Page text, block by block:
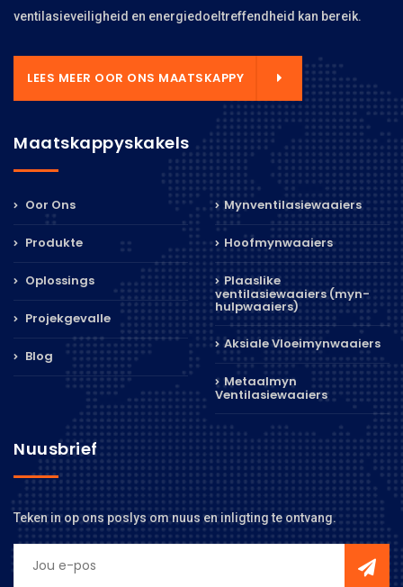
ventilasieveiligheid en energiedoeltreffendheid kan bereik.
LEES MEER OOR ONS MAATSKAPPY
Maatskappyskakels
Oor Ons
Produkte
Oplossings
Projekgevalle
Blog
Mynventilasiewaaiers
Hoofmynwaaiers
Plaaslike
ventilasiewaaiers (myn-
hulpwaaiers)
Aksiale Vloeimynwaaiers
Metaalmyn
Ventilasiewaaiers
Nuusbrief
Teken in op ons poslys om nuus en inligting te ontvang.